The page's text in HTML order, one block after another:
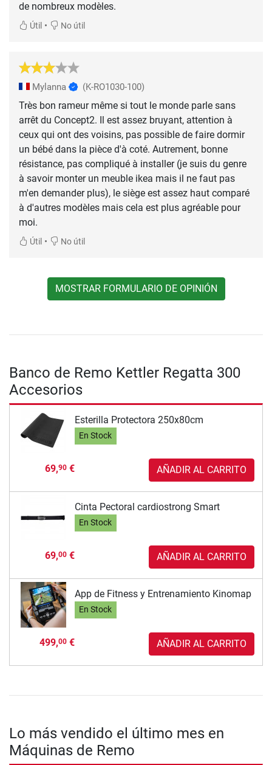
de nombreux modèles.
Útil • No útil
Mylanna (K-RO1030-100)
Très bon rameur même si tout le monde parle sans
arrêt du Concept2. Il est assez bruyant, attention à
ceux qui ont des voisins, pas possible de faire dormir
un bébé dans la pièce d'à coté. Autrement, bonne
résistance, pas compliqué à installer (je suis du genre
à savoir monter un meuble ikea mais il ne faut pas
m'en demander plus), le siège est assez haut comparé
à d'autres modèles mais cela est plus agréable pour
moi.
Útil • No útil
MOSTRAR FORMULARIO DE OPINIÓN
Banco de Remo Kettler Regatta 300
Accesorios
Esterilla Protectora 250x80cm
En Stock
69,90€ AÑADIR AL CARRITO
Cinta Pectoral cardiostrong Smart
En Stock
69,00€ AÑADIR AL CARRITO
App de Fitness y Entrenamiento Kinomap
En Stock
499,00€ AÑADIR AL CARRITO
Lo más vendido el último mes en
Máquinas de Remo